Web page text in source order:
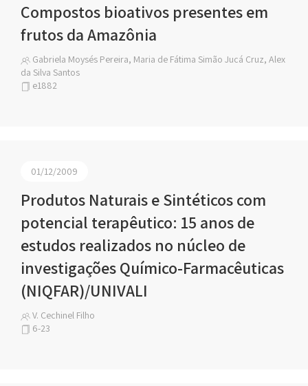
Compostos bioativos presentes em
frutos da Amazônia
Gabriela Moysés Pereira, Maria de Fátima Simão Jucá Cruz, Alex
da Silva Santos
e1882
01/12/2009
Produtos Naturais e Sintéticos com
potencial terapêutico: 15 anos de
estudos realizados no núcleo de
investigações Químico-Farmacêuticas
(NIQFAR)/UNIVALI
V. Cechinel Filho
6-23